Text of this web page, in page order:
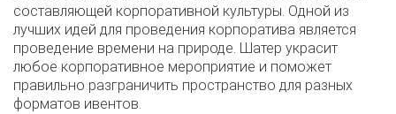
составляющей корпоративной культуры. Одной из
лучших идей для проведения корпоратива является
проведение времени на природе. Шатер украсит
любое корпоративное мероприятие и поможет
правильно разграничить пространство для разных
форматов ивентов.